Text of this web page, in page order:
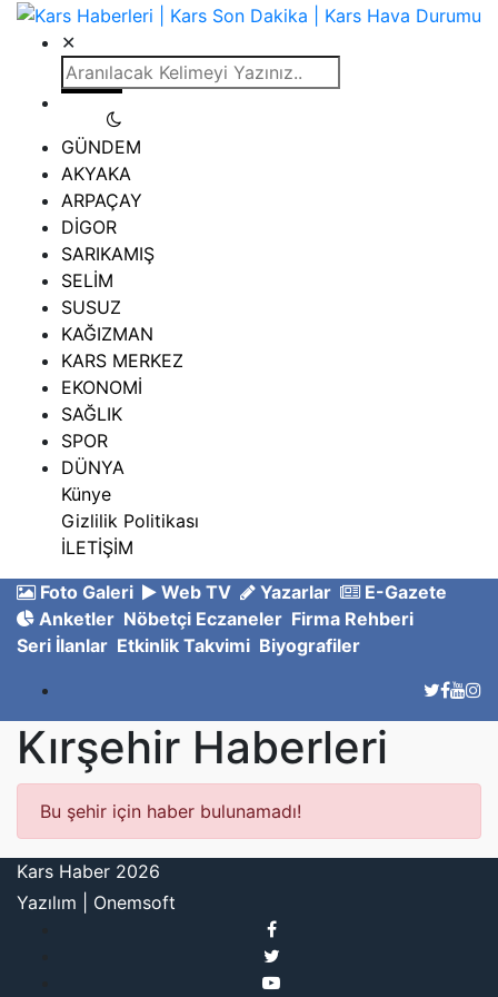
✕
GÜNDEM
AKYAKA
ARPAÇAY
DİGOR
SARIKAMIŞ
SELİM
SUSUZ
KAĞIZMAN
KARS MERKEZ
EKONOMİ
SAĞLIK
SPOR
DÜNYA
Künye
Gizlilik Politikası
İLETİŞİM
Foto Galeri
Web TV Yazarlar
E-Gazete
Anketler Nöbetçi Eczaneler Firma Rehberi
Seri İlanlar Etkinlik Takvimi Biyografiler
Kırşehir Haberleri
Bu şehir için haber bulunamadı!
Kars Haber 2026
Yazılım | Onemsoft